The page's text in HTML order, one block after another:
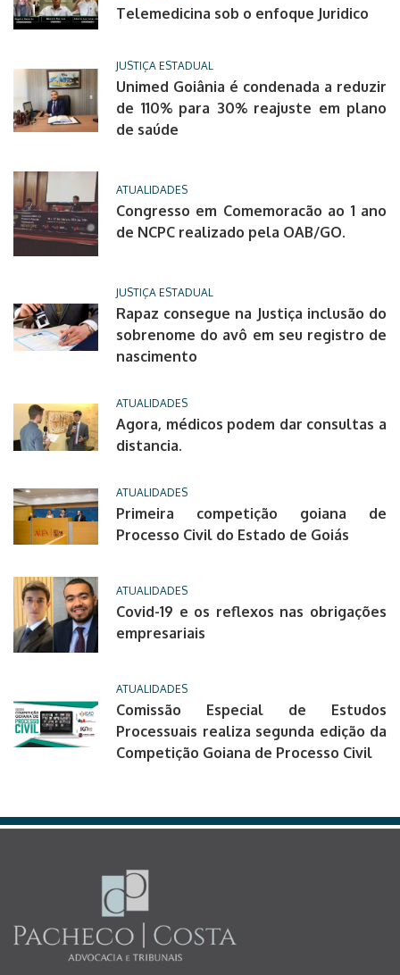
Telemedicina sob o enfoque Juridico
JUSTIÇA ESTADUAL
Unimed Goiânia é condenada a reduzir
de 110% para 30% reajuste em plano
de saúde
ATUALIDADES
Congresso em Comemoracão ao 1 ano
de NCPC realizado pela OAB/GO.
JUSTIÇA ESTADUAL
Rapaz consegue na Justiça inclusão do
sobrenome do avô em seu registro de
nascimento
ATUALIDADES
Agora, médicos podem dar consultas a
distancia.
ATUALIDADES
Primeira competição goiana de
Processo Civil do Estado de Goiás
ATUALIDADES
Covid-19 e os reflexos nas obrigações
empresariais
ATUALIDADES
Comissão Especial de Estudos
Processuais realiza segunda edição da
Competição Goiana de Processo Civil